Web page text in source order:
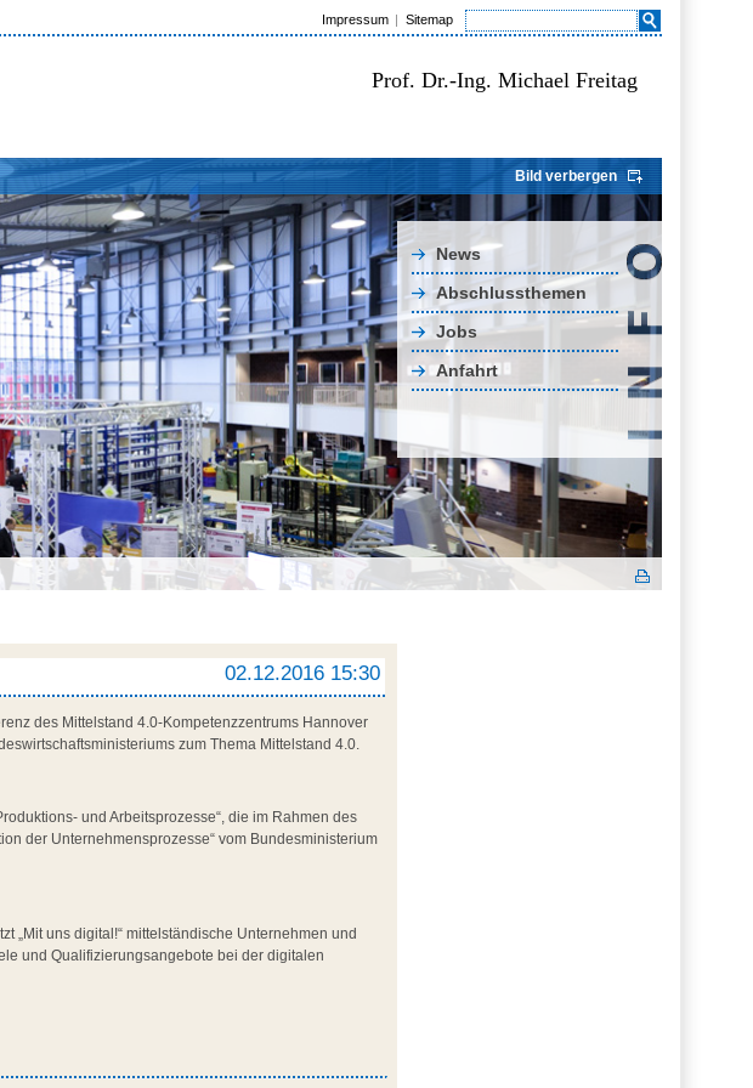
Impressum Sitemap
Prof. Dr.-Ing. Michael Freitag
Bild verbergen
News
Abschlussthemen
Jobs
Anfahrt
02.12.2016 15:30
des Mittelstand 4.0-Kompetenzzentrums Hannover
zum Thema Mittelstand 4.0.
und Arbeitsprozesse“, die im Rahmen des
der Unternehmensprozesse“ vom Bundesministerium
„Mit uns digital!“ mittelständische Unternehmen und
und Qualifizierungsangebote bei der digitalen